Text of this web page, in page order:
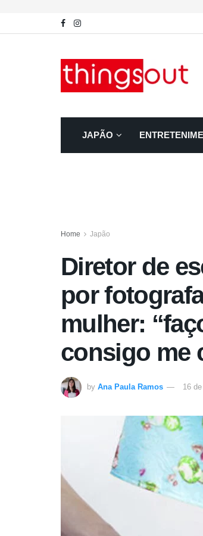
JAPÃO
Home Japão
Diretor de
por
mulher:
consigo me
by Ana Paula Ramos 16